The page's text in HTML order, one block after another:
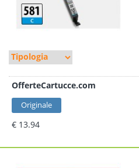
OfferteCartucce.com
Originale
€ 13.94